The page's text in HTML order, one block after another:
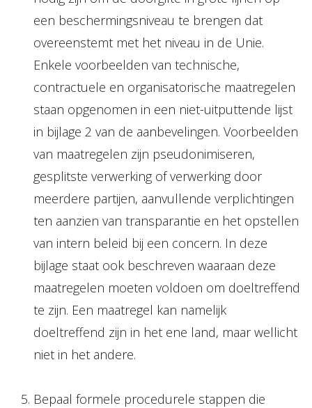
een beschermingsniveau te brengen dat
overeenstemt met het niveau in de Unie.
Enkele voorbeelden van technische,
contractuele en organisatorische maatregelen
staan opgenomen in een niet-uitputtende lijst
in bijlage 2 van de aanbevelingen. Voorbeelden
van maatregelen zijn pseudonimiseren,
gesplitste verwerking of verwerking door
meerdere partijen, aanvullende verplichtingen
ten aanzien van transparantie en het opstellen
van intern beleid bij een concern. In deze
bijlage staat ook beschreven waaraan deze
maatregelen moeten voldoen om doeltreffend
te zijn. Een maatregel kan namelijk
doeltreffend zijn in het ene land, maar wellicht
niet in het andere.
Bepaal formele procedurele stappen die